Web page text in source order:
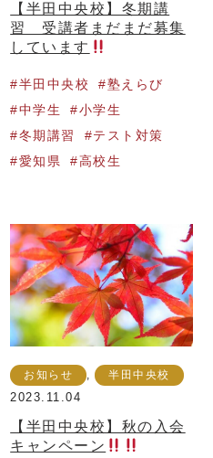
【半田中央校】冬期講
習 受講者まだまだ募集
しています
半田中央校
塾えらび
中学生
小学生
冬期講習
テスト対策
愛知県
高校生
お知らせ , 半田中央校
2023.11.04
【半田中央校】秋の入会
キャンペーン